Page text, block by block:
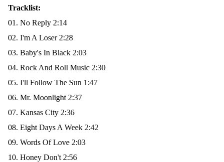
Tracklist:
01. No Reply 2:14
02. I'm A Loser 2:28
03. Baby's In Black 2:03
04. Rock And Roll Music 2:30
05. I'll Follow The Sun 1:47
06. Mr. Moonlight 2:37
07. Kansas City 2:36
08. Eight Days A Week 2:42
09. Words Of Love 2:03
10. Honey Don't 2:56